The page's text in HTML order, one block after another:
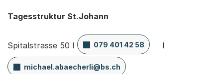
Tagesstruktur St.Johann
Spitalstrasse 50 I 079 401 42 58 I
michael.abaecherli@bs.ch